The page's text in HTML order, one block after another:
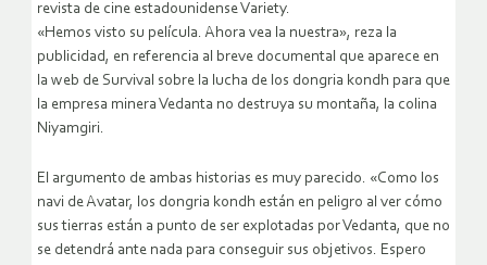
revista de cine estadounidense Variety.
«Hemos visto su película. Ahora vea la nuestra», reza la
publicidad, en referencia al breve documental que aparece en
la web de Survival sobre la lucha de los dongria kondh para que
la empresa minera Vedanta no destruya su montaña, la colina
Niyamgiri.
El argumento de ambas historias es muy parecido. «Como los
navi de Avatar, los dongria kondh están en peligro al ver cómo
sus tierras están a punto de ser explotadas por Vedanta, que no
se detendrá ante nada para conseguir sus objetivos. Espero